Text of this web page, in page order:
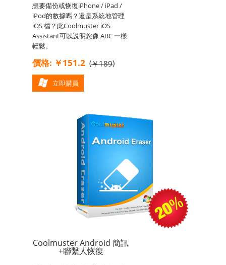
想要備份或恢復iPhone / iPad /
iPod的數據嗎？還是系統地管理
iOS 檔？此Coolmuster iOS
Assistant可以説明您像 ABC 一樣
輕鬆。
價格: ￥151.2 (￥189)
立即購買
Coolmuster Android 簡訊
+聯繫人恢復